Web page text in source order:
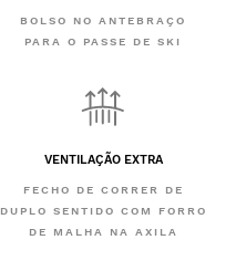
BOLSO NO ANTEBRAÇO
PARA O PASSE DE SKI
VENTILAÇÃO EXTRA
FECHO DE CORRER DE
DUPLO SENTIDO COM FORRO
DE MALHA NA AXILA